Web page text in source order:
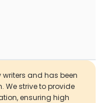
and has been
We strive to provide
ensuring high